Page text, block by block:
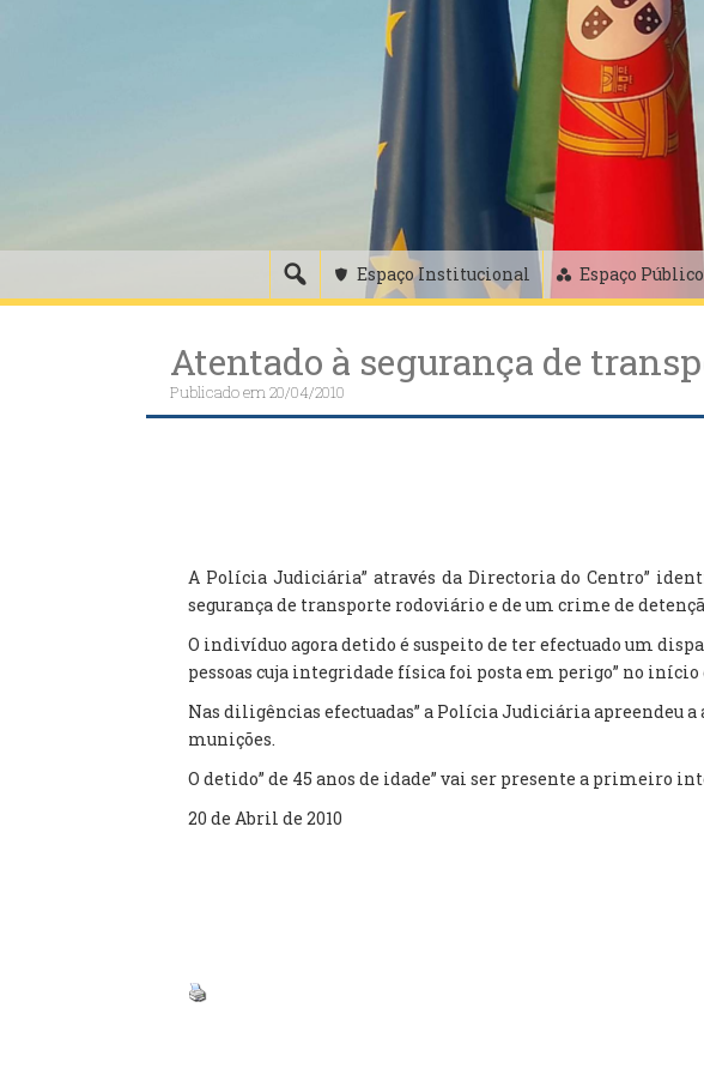
Espaço Institucional Espaço Público
Atentado à segurança de
Publicado em20/04/2010
A Polícia Judiciária” através da Directoria do Centro”
segurança de transporte rodoviário e de um crime de
O indivíduo agora detido é suspeito de ter efectuado um
pessoas cuja integridade física foi posta em perigo” no
Nas diligências efectuadas” a Polícia Judiciária apreendeu
munições.
O detido” de 45 anos de idade” vai ser presente a primeiro
20 de Abril de 2010